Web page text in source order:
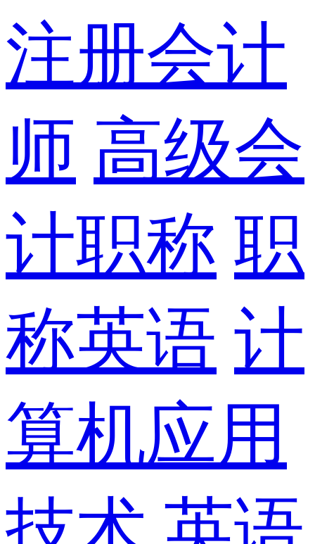
注册会计
师 高级会
计职称 职
称英语 计
算机应用